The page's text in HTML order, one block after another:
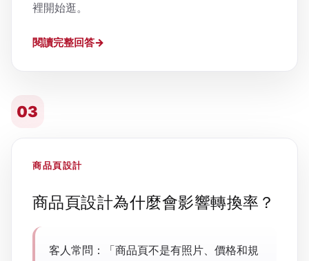
裡開始逛。
閱讀完整回答
03
商品頁設計
商品頁設計為什麼會影響轉換率？
客人常問：「商品頁不是有照片、價格和規